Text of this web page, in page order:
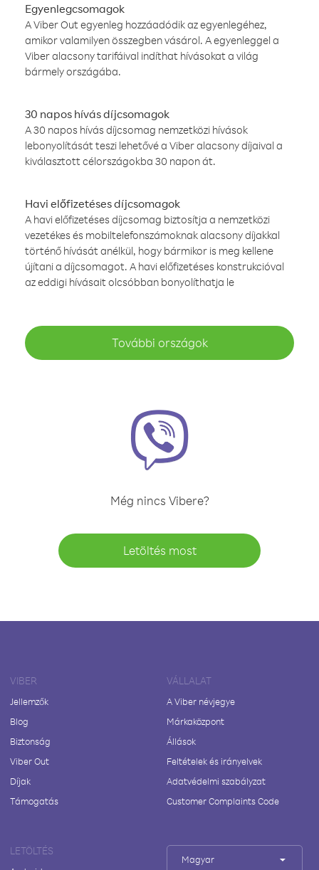
Egyenlegcsomagok
A Viber Out egyenleg hozzáadódik az egyenlegéhez,
amikor valamilyen összegben vásárol. A egyenleggel a
Viber alacsony tarifáival indíthat hívásokat a világ
bármely országába.
30 napos hívás díjcsomagok
A 30 napos hívás díjcsomag nemzetközi hívások
lebonyolítását teszi lehetővé a Viber alacsony díjaival a
kiválasztott célországokba 30 napon át.
Havi előfizetéses díjcsomagok
A havi előfizetéses díjcsomag biztosítja a nemzetközi
vezetékes és mobiltelefonszámoknak alacsony díjakkal
történő hívását anélkül, hogy bármikor is meg kellene
újítani a díjcsomagot. A havi előfizetéses konstrukcióval
az eddigi hívásait olcsóbban bonyolíthatja le
További országok
Még nincs Vibere?
Letöltés most
VIBER
Jellemzők
Blog
Biztonság
Viber Out
Díjak
Támogatás
VÁLLALAT
A Viber névjegye
Márkaközpont
Állások
Feltételek és irányelvek
Adatvédelmi szabályzat
Customer Complaints Code
LETÖLTÉS
Magyar